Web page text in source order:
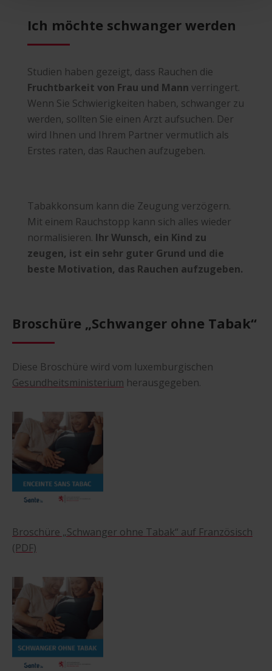
Ich möchte schwanger werden
Studien haben gezeigt, dass Rauchen die
Fruchtbarkeit von Frau und Mann verringert.
Wenn Sie Schwierigkeiten haben, schwanger zu
werden, sollten Sie einen Arzt aufsuchen. Der
wird Ihnen und Ihrem Partner vermutlich als
Erstes raten, das Rauchen aufzugeben.
Tabakkonsum kann die Zeugung verzögern.
Mit einem Rauchstopp kann sich alles wieder
normalisieren. Ihr Wunsch, ein Kind zu
zeugen, ist ein sehr guter Grund und die
beste Motivation, das Rauchen aufzugeben.
Broschüre „Schwanger ohne Tabak“
Diese Broschüre wird vom luxemburgischen
Gesundheitsministerium herausgegeben.
Broschüre „Schwanger ohne Tabak“ auf Französisch
(PDF)